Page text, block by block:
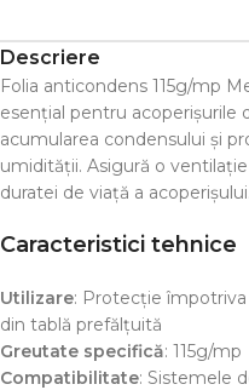
Descriere
Folia anticondens 115g/mp
esențial pentru acoperișurile
acumularea condensului și
umidității. Asigură o
duratei de viață a acoperișului.
Caracteristici tehnice
Utilizare: Protecție
din tablă prefălțuită
Greutate specifică: 115g/mp
Compatibilitate: Sistemele